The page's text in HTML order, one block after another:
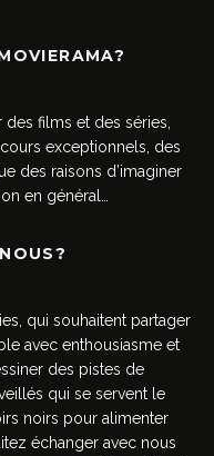
des films et des séries,
exceptionnels, des
des raisons d’imaginer
en général…
qui souhaitent partager
avec enthousiasme et
des pistes de
qui se servent le
noirs pour alimenter
échanger avec nous